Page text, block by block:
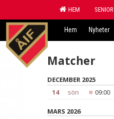
HEM SENIOR
Hem Nyheter
Matcher
DECEMBER 2025
14
sön 09:00
MARS 2026